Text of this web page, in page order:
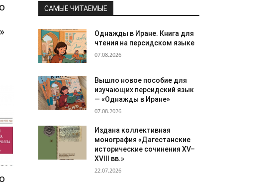
САМЫЕ ЧИТАЕМЫЕ
Однажды в Иране. Книга для
чтения на персидском языке
07.08.2026
Вышло новое пособие для
изучающих персидский язык
— «Однажды в Иране»
07.08.2026
Издана коллективная
монография «Дагестанские
исторические сочинения XV–
XVIII вв.»
22.07.2026